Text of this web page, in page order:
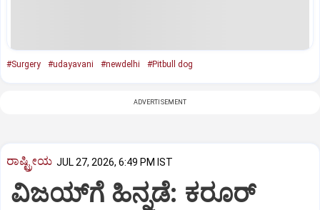
#Surgery #udayavani #newdelhi #Pitbull dog
ADVERTISEMENT
ರಾಷ್ಟ್ರೀಯ JUL 27, 2026, 6:49 PM IST
ವಿಜಯ್‌ಗೆ ಹಿನ್ನಡೆ: ಕರೂರ್